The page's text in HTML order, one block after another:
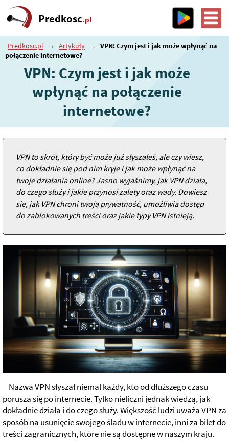
Predkosc.pl
Predkosc.pl → Artykuły →
VPN: Czym jest i jak może wpłynąć na
połączenie internetowe?
VPN: Czym jest i jak może
wpłynąć na połączenie
internetowe?
VPN to skrót, który być może już słyszałeś, ale czy wiesz,
co dokładnie się pod nim kryje i jak może wpłynąć na
twoje działania online? Jasno wyjaśnimy, jak VPN działa,
do czego służy i jakie przynosi zalety oraz wady. Dowiesz
się, jak VPN chroni twoją prywatność, umożliwia dostęp
do zablokowanych treści oraz jakie typy VPN istnieją.
Nazwa VPN słyszał niemal każdy, kto od dłuższego czasu
porusza się po internecie. Tylko nieliczni jednak wiedzą, jak
dokładnie działa i do czego służy. Większość ludzi uważa VPN za
sposób na usunięcie swojego śladu w internecie, inni za bilet do
treści zagranicznych, które nie są dostępne w naszym kraju.